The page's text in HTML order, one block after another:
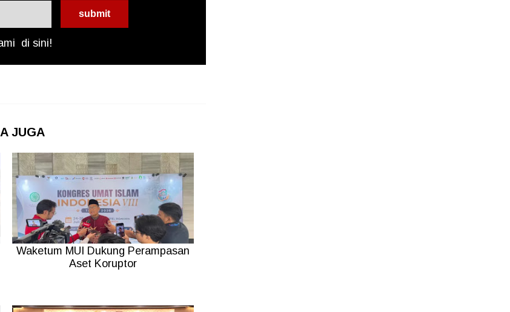
di sini!
JUGA
Waketum MUI Dukung Perampasan
Aset Koruptor